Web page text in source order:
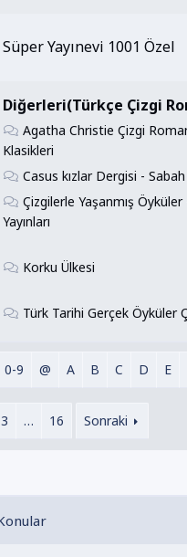
Süper Yayınevi 1001 Özel
Diğerleri(Türkçe Çizgi
Agatha Christie Çizgi
Klasikleri
Casus kızlar Dergisi -
Çizgilerle Yaşanmış
Yayınları
Korku Ülkesi
Türk Tarihi Gerçek Öyküler
0-9 @ A B C D E
3 … 16 Sonraki